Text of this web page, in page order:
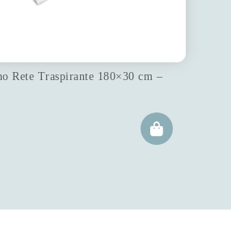
Rete Traspirante 180×30 cm –